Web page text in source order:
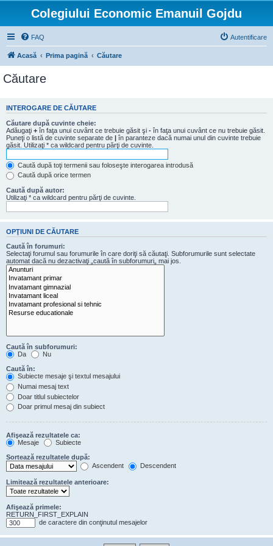
Colegiului Economic Emanuil Gojdu
FAQ Autentificare
Acasă Prima pagină Căutare
Căutare
INTEROGARE DE CĂUTARE
Căutare după cuvinte cheie:
Adăugaţi + în faţa unui cuvânt ce trebuie găsit şi - în faţa unui cuvânt ce nu trebuie găsit.
Puneţi o listă de cuvinte separate de | în paranteze dacă numai unul din cuvinte trebuie
găsit. Utilizaţi * ca wildcard pentru părţi de cuvinte.
Caută după toţi termenii sau foloseşte interogarea introdusă
Caută după orice termen
Caută după autor:
Utilizaţi * ca wildcard pentru părţi de cuvinte.
OPŢIUNI DE CĂUTARE
Caută în forumuri:
Selectaţi forumul sau forumurile în care doriţi să căutaţi. Subforumurile sunt selectate
automat dacă nu dezactivaţi „caută în subforumuri„ mai jos.
Caută în subforumuri:
Da
Nu
Caută în:
Subiecte mesaje şi textul mesajului
Numai mesaj text
Doar titlul subiectelor
Doar primul mesaj din subiect
Afişează rezultatele ca:
Mesaje
Subiecte
Sortează rezultatele după:
Ascendent
Descendent
Limitează rezultatele anterioare:
Afişează primele:
RETURN_FIRST_EXPLAIN
de caractere din conţinutul mesajelor